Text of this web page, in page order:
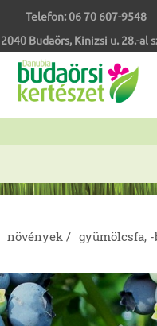
Telefon:06 70 607-9548
2040 Budaörs, Kinizsi u. 28.-al
növények / gyümölcsfa,